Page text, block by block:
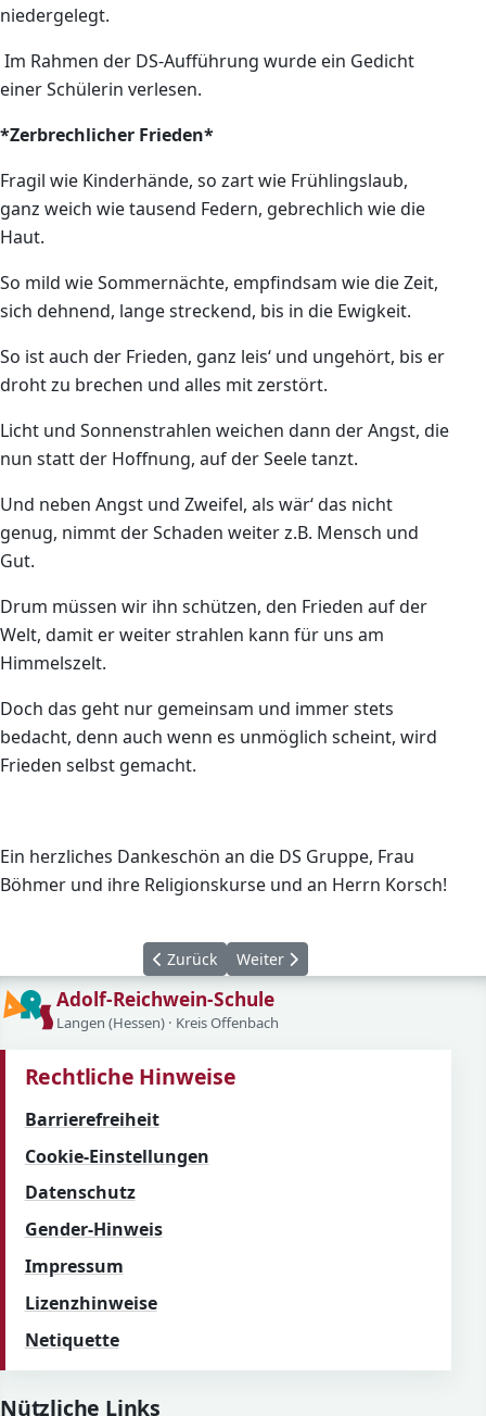
niedergelegt.
Im Rahmen der DS-Aufführung wurde ein Gedicht
einer Schülerin verlesen.
*Zerbrechlicher Frieden*
Fragil wie Kinderhände, so zart wie Frühlingslaub,
ganz weich wie tausend Federn, gebrechlich wie die
Haut.
So mild wie Sommernächte, empfindsam wie die Zeit,
sich dehnend, lange streckend, bis in die Ewigkeit.
So ist auch der Frieden, ganz leis‘ und ungehört, bis er
droht zu brechen und alles mit zerstört.
Licht und Sonnenstrahlen weichen dann der Angst, die
nun statt der Hoffnung, auf der Seele tanzt.
Und neben Angst und Zweifel, als wär‘ das nicht
genug, nimmt der Schaden weiter z.B. Mensch und
Gut.
Drum müssen wir ihn schützen, den Frieden auf der
Welt, damit er weiter strahlen kann für uns am
Himmelszelt.
Doch das geht nur gemeinsam und immer stets
bedacht, denn auch wenn es unmöglich scheint, wird
Frieden selbst gemacht.
Ein herzliches Dankeschön an die DS Gruppe, Frau
Böhmer und ihre Religionskurse und an Herrn Korsch!
Vorheriger Beitrag: Mädchen gewinnen
Zurück Nächster Beitrag: 10bG und
Weiter
Adolf-Reichwein-Schule
Langen (Hessen) · Kreis Offenbach
Rechtliche Hinweise
Barrierefreiheit
Cookie-Einstellungen
Datenschutz
Gender-Hinweis
Impressum
Lizenzhinweise
Netiquette
Nützliche Links